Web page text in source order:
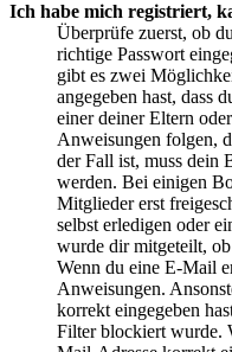
Ich habe mich registriert,
Überprüfe zuerst, ob
richtige Passwort
gibt es zwei
angegeben hast, dass
einer deiner Eltern
Anweisungen folgen,
der Fall ist, muss dein
werden. Bei einigen
Mitglieder erst
selbst erledigen oder
wurde dir mitgeteilt,
Wenn du eine E-Mail
Anweisungen.
korrekt eingegeben
Filter blockiert wurde.